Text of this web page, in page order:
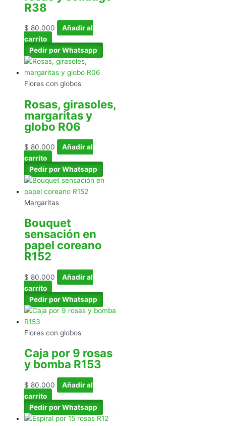
R38
$ 80.000
Añadir al
carrito
Pedir por Whatsapp
Flores con globos
Rosas, girasoles,
margaritas y
globo R06
$ 80.000
Añadir al
carrito
Pedir por Whatsapp
Margaritas
Bouquet
sensación en
papel coreano
R152
$ 80.000
Añadir al
carrito
Pedir por Whatsapp
Flores con globos
Caja por 9 rosas
y bomba R153
$ 80.000
Añadir al
carrito
Pedir por Whatsapp